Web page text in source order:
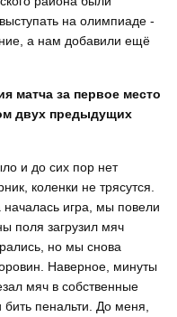
на олимпиаде -
а нам добавили ещё
матча за первое место
двух предыдущих
и до сих пор нет
коленки не трясутся.
началась игра, мы повели
поля загрузил мяч
но мы снова
Наверное, минуты
мяч в собственные
бить пенальти. До меня,